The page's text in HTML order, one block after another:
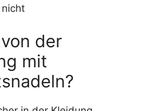
der
mit